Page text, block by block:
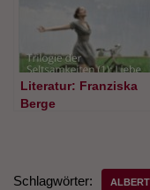
Literatur: Franziska
Berge
Schlagwörter: